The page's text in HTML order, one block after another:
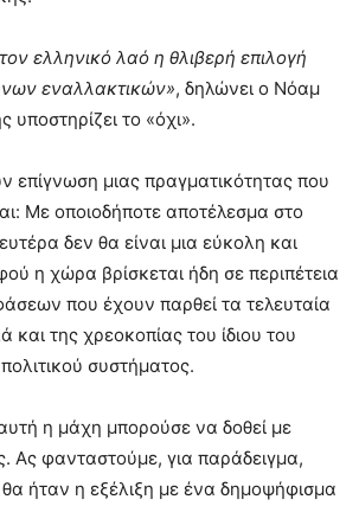
ελληνικό λαό η θλιβερή επιλογή
εναλλακτικών», δηλώνει ο Νόαμ
υποστηρίζει το «όχι».
επίγνωση μιας πραγματικότητας που
Με οποιοδήποτε αποτέλεσμα στο
δεν θα είναι μια εύκολη και
η χώρα βρίσκεται ήδη σε περιπέτεια
που έχουν παρθεί τα τελευταία
και της χρεοκοπίας του ίδιου του
συστήματος.
αυτή η μάχη μπορούσε να δοθεί με
Ας φανταστούμε, για παράδειγμα,
ήταν η εξέλιξη με ένα δημοψήφισμα